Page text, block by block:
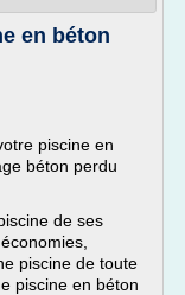
en béton
piscine en
béton perdu
de ses
piscine de toute
piscine en béton